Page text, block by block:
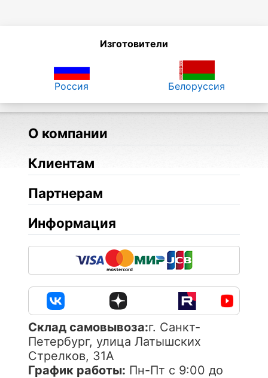
Изготовители
Россия Белоруссия
О компании
Клиентам
Партнерам
Информация
Cклад самовывоза:г. Санкт-
Петербург, улица Латышских
Стрелков, 31А
График работы: Пн-Пт с 9:00 до